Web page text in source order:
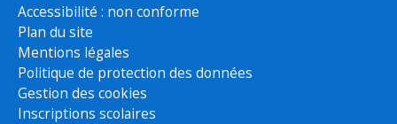
Accessibilité : non conforme
Plan du site
Mentions légales
Politique de protection des données
Gestion des cookies
Inscriptions scolaires